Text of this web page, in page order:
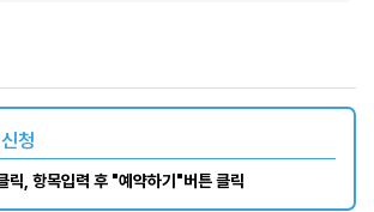
청
릭, 항목입력 후 "예약하기"버튼 클릭